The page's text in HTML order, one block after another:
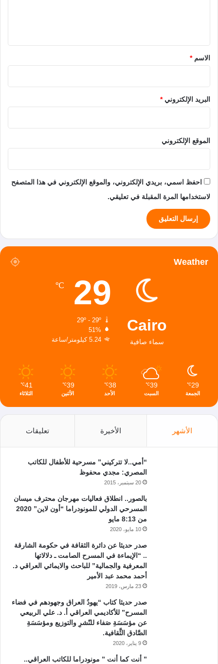
*الاسم*
البريد الإلكتروني*
الموقع الإلكتروني
احفظ اسمي، بريدي الإلكتروني، والموقع الإلكتروني في هذا المتصفح
لاستخدامها المرة المقبلة في تعليقي.
Weather
Cairo
سماء صافية
29
℃
29º - 29º
51%
5.24 كيلومتر/ساعة
29
℃
الجمعة
39
℃
السبت
38
℃
الأحد
39
℃
الأثنين
41
℃
الثلاثاء
الأشهر الأخيرة تعليقات
“أمي..لا تتركيني” مسرحية للأطفال للكاتب
المصري: مجدي محفوظ
20 سبتمبر، 2015
بالصور.. انطلاق فعاليات مهرجان محترف ميسان
المسرحي الدولي للمونودراما “أون لاين” 2020
من 8:13 مايو
10 مايو، 2020
صدر حديثا عن دائرة الثقافة في حكومة الشارقة
.. “الإيماءة في المسرح الصامت ـ دلالاتها
المعرفية والجمالية” للباحث والايمائي العراقي د.
أحمد محمد عبد الأمير
23 مارس، 2019
صدر حديثا كتاب “يهودُ العراق وجهودهم في فضاء
المسرح” للأكاديمي العراقي أ. د. علي الربيعي
عن مؤسَسَةِ صَفاء للنّشرِ والتوزيع ومؤسَسَةِ
الصَّادق الثَّقافية.
9 يناير، 2020
” أنت كما أنت ” مونودراما للكاتب العراقي..